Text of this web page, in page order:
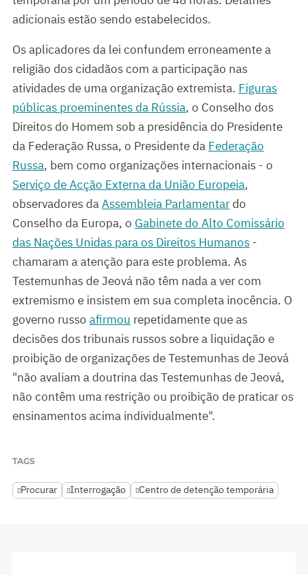
adicionais estão sendo estabelecidos.
Os aplicadores da lei confundem erroneamente a
religião dos cidadãos com a participação nas
atividades de uma organização extremista. Figuras
públicas proeminentes da Rússia, o Conselho dos
Direitos do Homem sob a presidência do Presidente
da Federação Russa, o Presidente da Federação
Russa, bem como organizações internacionais - o
Serviço de Acção Externa da União Europeia,
observadores daAssembleia Parlamentardo
Conselho da Europa, o Gabinete do Alto Comissário
das Nações Unidas para os Direitos Humanos -
chamaram a atenção para este problema. As
Testemunhas de Jeová não têm nada a ver com
extremismo e insistem em sua completa inocência. O
governo russo afirmou repetidamente que as
decisões dos tribunais russos sobre a liquidação e
proibição de organizações de Testemunhas de Jeová
"não avaliam a doutrina das Testemunhas de Jeová,
não contêm uma restrição ou proibição de praticar os
ensinamentos acima individualmente".
TAGS
Procurar Interrogação Centro de detenção temporária